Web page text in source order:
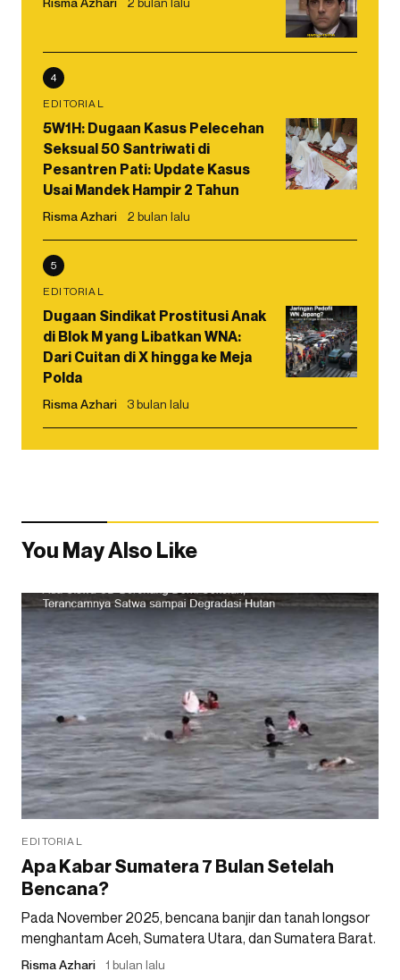
4
EDITORIAL
5W1H: Dugaan Kasus Pelecehan
Seksual 50 Santriwati di
Pesantren Pati: Update Kasus
Usai Mandek Hampir 2 Tahun
Risma Azhari 2 bulan lalu
5
EDITORIAL
Dugaan Sindikat Prostitusi Anak
di Blok M yang Libatkan WNA:
Dari Cuitan di X hingga ke Meja
Polda
Risma Azhari 3 bulan lalu
You May Also Like
EDITORIAL
Apa Kabar Sumatera 7 Bulan Setelah
Bencana?
Pada November 2025, bencana banjir dan tanah longsor
menghantam Aceh, Sumatera Utara, dan Sumatera Barat.
Risma Azhari 1 bulan lalu